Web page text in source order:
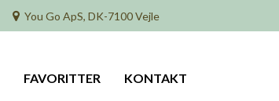
You Go ApS, DK-7100 Vejle
FAVORITTER KONTAKT